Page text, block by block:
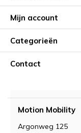
Mijn account
Categorieën
Contact
Motion Mobility
Argonweg 125